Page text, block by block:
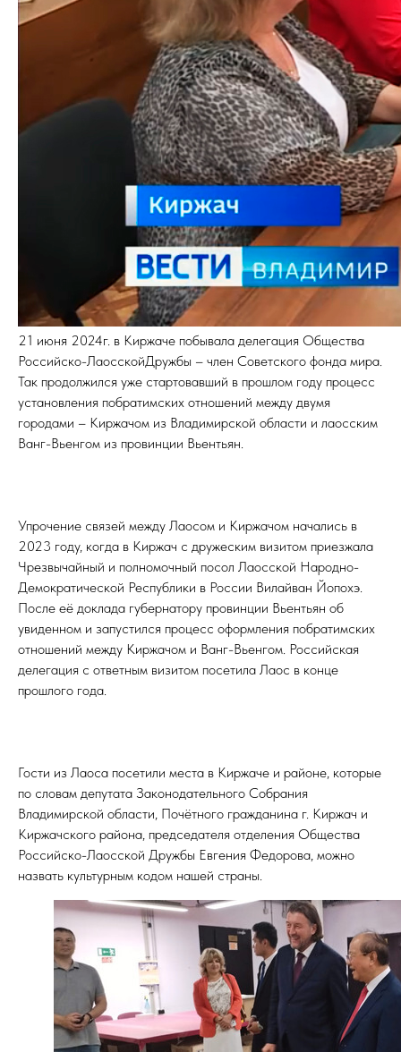
21 июня 2024г. в Киржаче побывала делегация Общества
Российско-ЛаосскойДружбы – член Советского фонда мира.
Так продолжился уже стартовавший в прошлом году процесс
установления побратимских отношений между двумя
городами – Киржачом из Владимирской области и лаосским
Ванг-Вьенгом из провинции Вьентьян.
Упрочение связей между Лаосом и Киржачом начались в
2023 году, когда в Киржач с дружеским визитом приезжала
Чрезвычайный и полномочный посол Лаосской Народно-
Демократической Республики в России Вилайван Йопохэ.
После её доклада губернатору провинции Вьентьян об
увиденном и запустился процесс оформления побратимских
отношений между Киржачом и Ванг-Вьенгом. Российская
делегация с ответным визитом посетила Лаос в конце
прошлого года.
Гости из Лаоса посетили места в Киржаче и районе, которые
по словам депутата Законодательного Собрания
Владимирской области, Почётного гражданина г. Киржач и
Киржачского района, председателя отделения Общества
Российско-Лаосской Дружбы Евгения Федорова, можно
назвать культурным кодом нашей страны.